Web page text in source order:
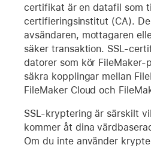
certifikat är en datafil som
certifieringsinstitut (CA).
avsändaren, mottagaren
säker transaktion. SSL-
datorer som kör
säkra kopplingar mellan
FileMaker Cloud och
SSL-kryptering är särskilt
kommer åt dina
Om du inte använder